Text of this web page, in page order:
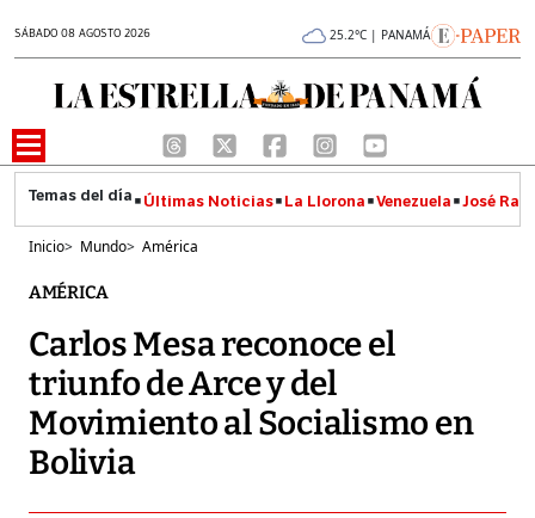
SÁBADO 08 AGOSTO 2026 25.2°C | PANAMÁ
Últimas Noticias La Llorona Venezuela José
Inicio> Mundo> América
AMÉRICA
Carlos Mesa reconoce el
triunfo de Arce y del
Movimiento al Socialismo en
Bolivia